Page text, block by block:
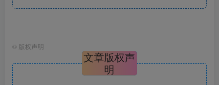
© 版权声明
文章版权声
明